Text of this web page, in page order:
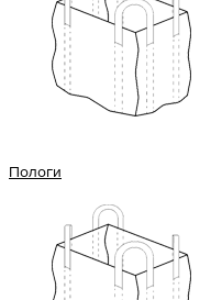
Пологи